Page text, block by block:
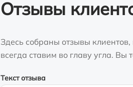
Отзывы
Здесь собраны отзывы
всегда ставим во главу угла.
Текст отзыва